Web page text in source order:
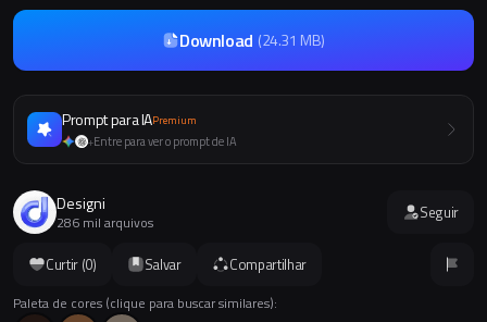
Curtir (0) Salvar Compartilhar
Paleta de cores (clique para buscar similares):
Download (24.31 MB)
Prompt para IAPremium
+Entre para ver o prompt de IA
Designi
286 mil arquivos Seguir